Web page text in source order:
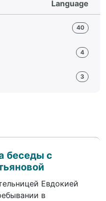
беседы с
Евдокией
в
Language
40
4
3